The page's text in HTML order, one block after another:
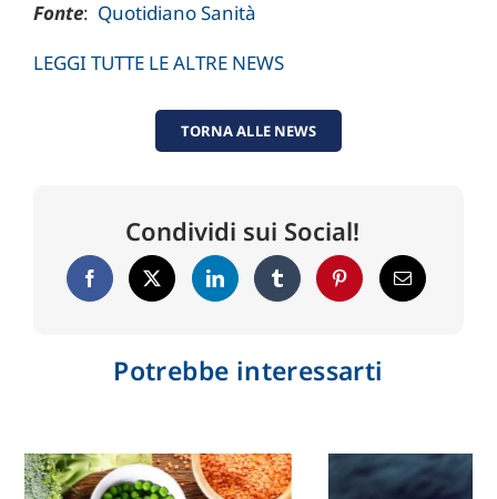
Fonte: Quotidiano Sanità
LEGGI TUTTE LE ALTRE NEWS
TORNA ALLE NEWS
Condividi sui Social!
Potrebbe interessarti